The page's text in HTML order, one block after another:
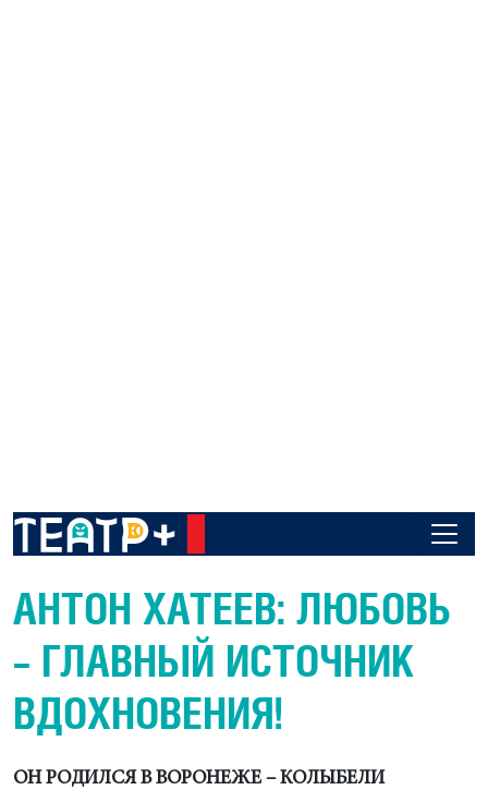
АНТОН ХАТЕЕВ: ЛЮБОВЬ
– ГЛАВНЫЙ ИСТОЧНИК
ВДОХНОВЕНИЯ!
ОН РОДИЛСЯ В ВОРОНЕЖЕ – КОЛЫБЕЛИ